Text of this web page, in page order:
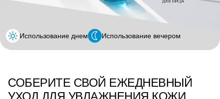
Использование днем Использование вечером
СОБЕРИТЕ СВОЙ ЕЖЕДНЕВНЫЙ
УХОД ДЛЯ УВЛАЖНЕНИЯ КОЖИ